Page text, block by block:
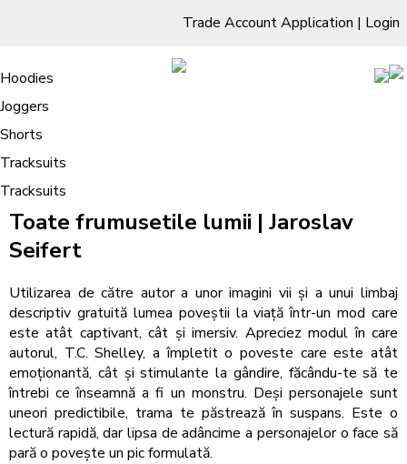
Trade Account Application | Login
Living Room
Sofas & Chairs
Cornar Sofas
Sofas
TV Units & Stands
Bedroom
Chest of Drawers
3 Drawer Chest
4 Drawer Chest
5 Drawer Chest
6 Drawer Chest
Dressing Tables Stools
Dressing Tables
Dressing Stools
Wholesale Mattresses
Mirrors
Free Standing Mirrors
Dining Room
Clothing
Hoodies
Joggers
Shorts
Tracksuits
Tracksuits
Toate frumusetile lumii : Explorează,
păstrează, citește
Home/Toate frumusetile lumii : Explorează, păstrează, citește
Toate frumusetile lumii | Jaroslav
Seifert
Utilizarea de către autor a unor imagini vii și a unui limbaj
descriptiv gratuită lumea poveștii la viață într-un mod care
este atât captivant, cât și imersiv. Apreciez modul în care
autorul, T.C. Shelley, a împletit o poveste care este atât
emoționantă, cât și stimulante la gândire, făcându-te să te
întrebi ce înseamnă a fi un monstru. Deși personajele sunt
uneori predictibile, trama te păstrează în suspans. Este o
lectură rapidă, dar lipsa de adâncime a personajelor o face să
pară o povește un pic formulată.